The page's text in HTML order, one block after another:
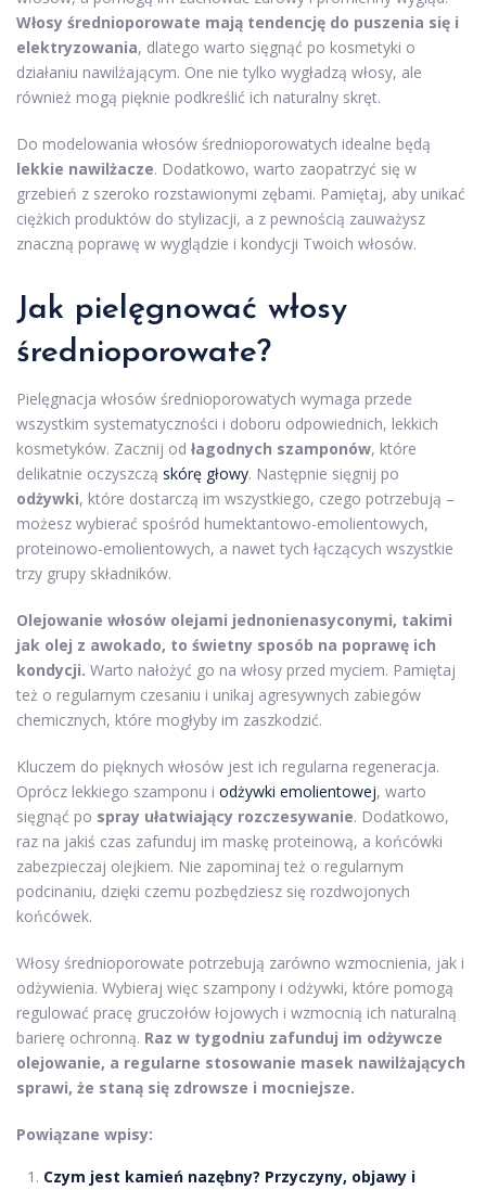
Włosy średnioporowate mają tendencję do puszenia się i
elektryzowania, dlatego warto sięgnąć po kosmetyki o
działaniu nawilżającym. One nie tylko wygładzą włosy, ale
również mogą pięknie podkreślić ich naturalny skręt.
Do modelowania włosów średnioporowatych idealne będą
lekkie nawilżacze. Dodatkowo, warto zaopatrzyć się w
grzebień z szeroko rozstawionymi zębami. Pamiętaj, aby unikać
ciężkich produktów do stylizacji, a z pewnością zauważysz
znaczną poprawę w wyglądzie i kondycji Twoich włosów.
Jak pielęgnować włosy
średnioporowate?
Pielęgnacja włosów średnioporowatych wymaga przede
wszystkim systematyczności i doboru odpowiednich, lekkich
kosmetyków. Zacznij od łagodnych szamponów, które
delikatnie oczyszczą skórę głowy. Następnie sięgnij po
odżywki, które dostarczą im wszystkiego, czego potrzebują –
możesz wybierać spośród humektantowo-emolientowych,
proteinowo-emolientowych, a nawet tych łączących wszystkie
trzy grupy składników.
Olejowanie włosów olejami jednonienasyconymi, takimi
jak olej z awokado, to świetny sposób na poprawę ich
kondycji. Warto nałożyć go na włosy przed myciem. Pamiętaj
też o regularnym czesaniu i unikaj agresywnych zabiegów
chemicznych, które mogłyby im zaszkodzić.
Kluczem do pięknych włosów jest ich regularna regeneracja.
Oprócz lekkiego szamponu i odżywki emolientowej, warto
sięgnąć po spray ułatwiający rozczesywanie. Dodatkowo,
raz na jakiś czas zafunduj im maskę proteinową, a końcówki
zabezpieczaj olejkiem. Nie zapominaj też o regularnym
podcinaniu, dzięki czemu pozbędziesz się rozdwojonych
końcówek.
Włosy średnioporowate potrzebują zarówno wzmocnienia, jak i
odżywienia. Wybieraj więc szampony i odżywki, które pomogą
regulować pracę gruczołów łojowych i wzmocnią ich naturalną
barierę ochronną. Raz w tygodniu zafunduj im odżywcze
olejowanie, a regularne stosowanie masek nawilżających
sprawi, że staną się zdrowsze i mocniejsze.
Powiązane wpisy:
Czym jest kamień nazębny? Przyczyny, objawy i